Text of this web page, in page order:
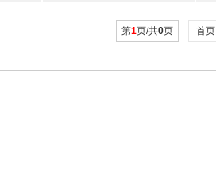
第1页/共0页 首页